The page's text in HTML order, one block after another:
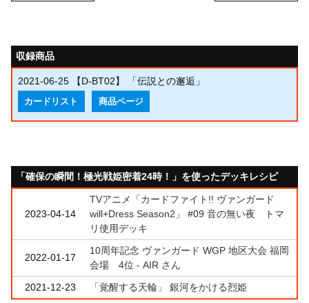
収録商品
2021-06-25 【D-BT02】 「伝説との邂逅」
カードリスト 商品ページ
「確保の瞬間！極光戦姫密着24時！」を使ったデッキレシピ
2023-04-14
TVアニメ「カードファイト!! ヴァンガード
will+Dress Season2」 #09 音の無い夜 トマ
リ使用デッキ
2022-01-17
10周年記念 ヴァンガード WGP 地区大会 福岡
会場 4位 - AIR さん
2021-12-23
「覚醒する天輪」 銀河をかける烈姫